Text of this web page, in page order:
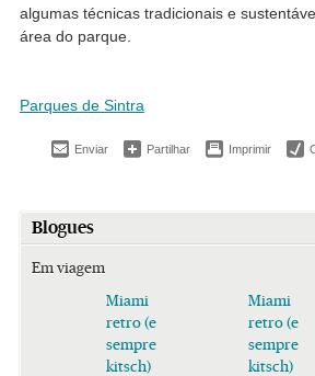
algumas técnicas tradicionais e
área do parque.
Parques de Sintra
Enviar Partilhar Imprimir
Blogues
Em viagem
Miami
retro (e
sempre
kitsch)
Miami
retro (e
sempre
kitsch)